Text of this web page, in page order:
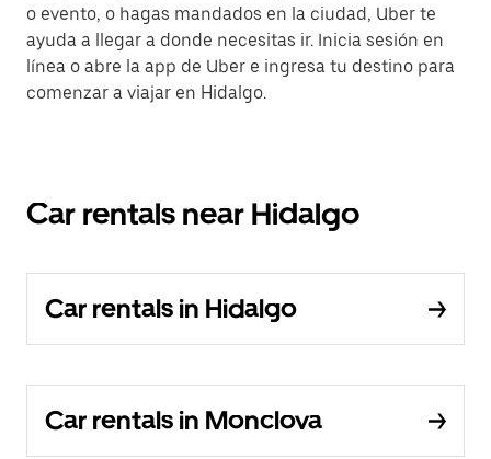
o evento, o hagas mandados en la ciudad, Uber te
ayuda a llegar a donde necesitas ir. Inicia sesión en
línea o abre la app de Uber e ingresa tu destino para
comenzar a viajar en Hidalgo.
Car rentals near Hidalgo
Car rentals in Hidalgo
Car rentals in Monclova